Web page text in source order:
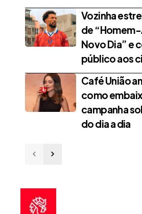
Vozinha
de
Novo Dia” e
público aos
Café União
como
campanha
do dia a dia